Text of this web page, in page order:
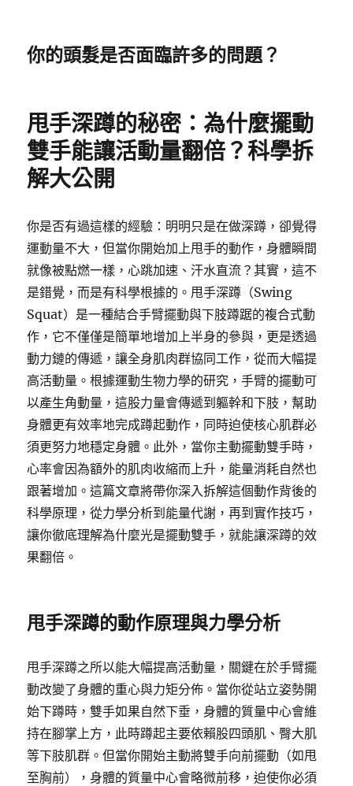
你的頭髮是否面臨許多的問題？
甩手深蹲的秘密：為什麼擺動
雙手能讓活動量翻倍？科學拆
解大公開
你是否有過這樣的經驗：明明只是在做深蹲，卻覺得
運動量不大，但當你開始加上甩手的動作，身體瞬間
就像被點燃一樣，心跳加速、汗水直流？其實，這不
是錯覺，而是有科學根據的。甩手深蹲（Swing
Squat）是一種結合手臂擺動與下肢蹲踞的複合式動
作，它不僅僅是簡單地增加上半身的參與，更是透過
動力鏈的傳遞，讓全身肌肉群協同工作，從而大幅提
高活動量。根據運動生物力學的研究，手臂的擺動可
以產生角動量，這股力量會傳遞到軀幹和下肢，幫助
身體更有效率地完成蹲起動作，同時迫使核心肌群必
須更努力地穩定身體。此外，當你主動擺動雙手時，
心率會因為額外的肌肉收縮而上升，能量消耗自然也
跟著增加。這篇文章將帶你深入拆解這個動作背後的
科學原理，從力學分析到能量代謝，再到實作技巧，
讓你徹底理解為什麼光是擺動雙手，就能讓深蹲的效
果翻倍。
甩手深蹲的動作原理與力學分析
甩手深蹲之所以能大幅提高活動量，關鍵在於手臂擺
動改變了身體的重心與力矩分佈。當你從站立姿勢開
始下蹲時，雙手如果自然下垂，身體的質量中心會維
持在腳掌上方，此時蹲起主要依賴股四頭肌、臀大肌
等下肢肌群。但當你開始主動將雙手向前擺動（如甩
至胸前），身體的質量中心會略微前移，迫使你必須